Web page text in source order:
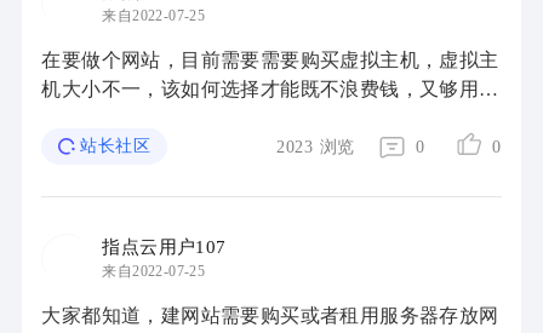
来自2022-07-25
在要做个网站，目前需要需要购买虚拟主机，虚拟主
机大小不一，该如何选择才能既不浪费钱，又够用
寄存网站内容所占用的帮助器空间，需要域名绑定 ...
站长社区 2023 浏览 0 0
指点云用户107
来自2022-07-25
大家都知道，建网站需要购买或者租用服务器存放网